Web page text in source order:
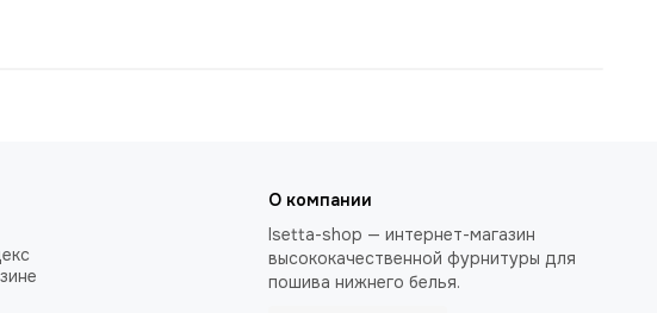
О компании
Isetta-shop — интернет-магазин
высококачественной фурнитуры для
пошива нижнего белья.